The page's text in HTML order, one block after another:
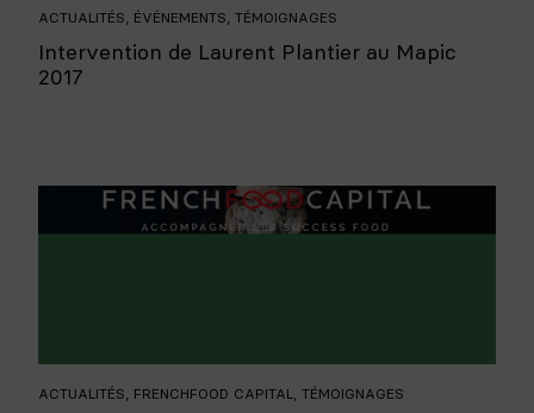
ACTUALITÉS, ÉVÉNEMENTS, TÉMOIGNAGES
Intervention de Laurent Plantier au Mapic
2017
ACTUALITÉS, FRENCHFOOD CAPITAL, TÉMOIGNAGES